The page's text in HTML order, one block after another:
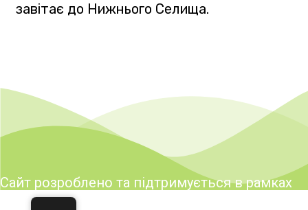
завітає до Нижнього Селища.
Сайт розроблено та підтримується в рамках
реалізації заходів Програми розвитку туризму